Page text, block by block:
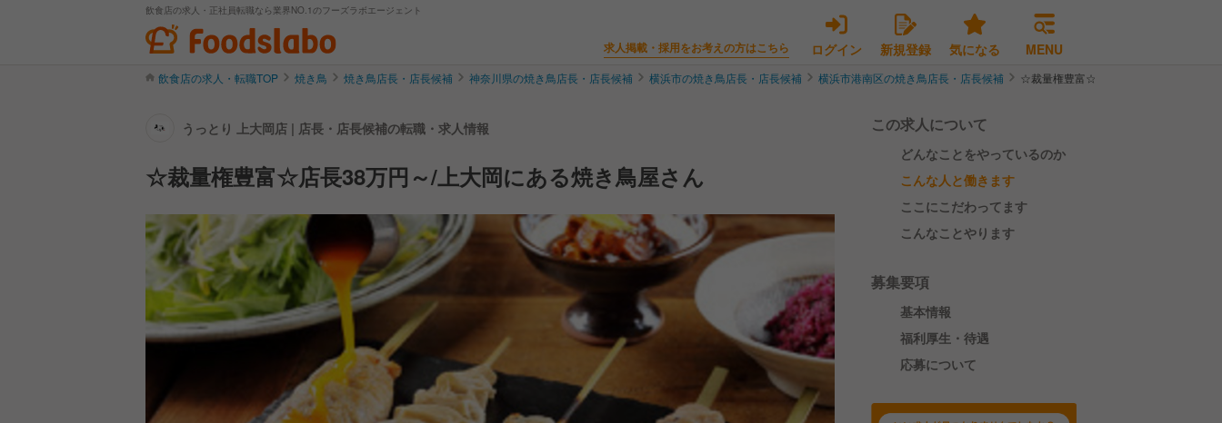
飲食店の求人・正社員転職なら業界NO.1のフーズラボエージェント
求人掲載・採用をお考えの方はこちら ログイン 新規登録 気になる MENU
飲食店の求人・転職TOP 焼き鳥 焼き鳥店長・店長候補 神奈川県の焼き鳥店長・店長候補 横浜市の焼き鳥店長・店長候補 横浜市港南区の焼き鳥店長・店長候補 ☆裁量権豊富☆店長38万円～/上大岡に
うっとり 上大岡店 | 店長・店長候補の転職・求人情報
☆裁量権豊富☆店長38万円～/上大岡にある焼き鳥屋さん
この求人について
どんなことをやっているのか
こんな人と働きます
ここにこだわってます
こんなことやります
募集要項
基本情報
福利厚生・待遇
応募について